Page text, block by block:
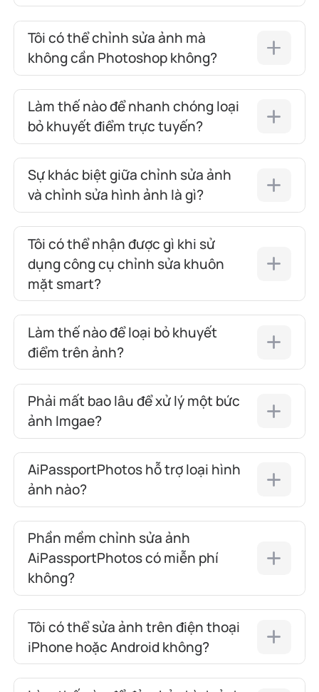
Tôi có thể chỉnh sửa ảnh mà
không cần Photoshop không?
Làm thế nào để nhanh chóng loại
bỏ khuyết điểm trực tuyến?
Sự khác biệt giữa chỉnh sửa ảnh
và chỉnh sửa hình ảnh là gì?
Tôi có thể nhận được gì khi sử
dụng công cụ chỉnh sửa khuôn
mặt smart?
Làm thế nào để loại bỏ khuyết
điểm trên ảnh?
Phải mất bao lâu để xử lý một bức
ảnh Imgae?
AiPassportPhotos hỗ trợ loại hình
ảnh nào?
Phần mềm chỉnh sửa ảnh
AiPassportPhotos có miễn phí
không?
Tôi có thể sửa ảnh trên điện thoại
iPhone hoặc Android không?